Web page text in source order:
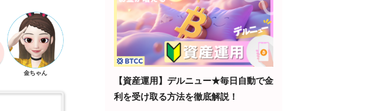
金ちゃん
【資産運用】デルニュー★毎日自動で金
利を受け取る方法を徹底解説！